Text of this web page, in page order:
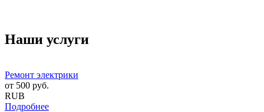
Наши услуги
Ремонт электрики
от 500 руб.
RUB
Подробнее